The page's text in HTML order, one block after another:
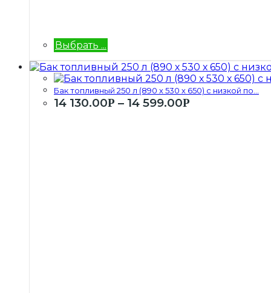
Выбрать ...
Бак топливный 250 л (890 х 530 х 650) с низкой по...
14 130.00Р – 14 599.00Р